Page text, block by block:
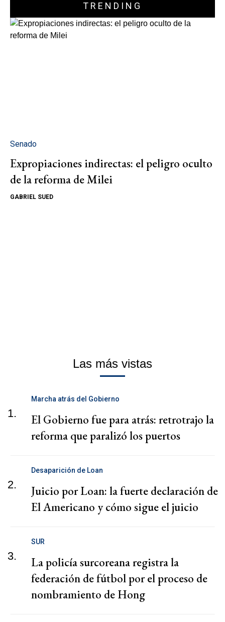
TRENDING
Senado
Expropiaciones indirectas: el peligro oculto
de la reforma de Milei
GABRIEL SUED
Las más vistas
1.
Marcha atrás del Gobierno
El Gobierno fue para atrás: retrotrajo la
reforma que paralizó los puertos
2.
Desaparición de Loan
Juicio por Loan: la fuerte declaración de
El Americano y cómo sigue el juicio
3.
SUR
La policía surcoreana registra la
federación de fútbol por el proceso de
nombramiento de Hong